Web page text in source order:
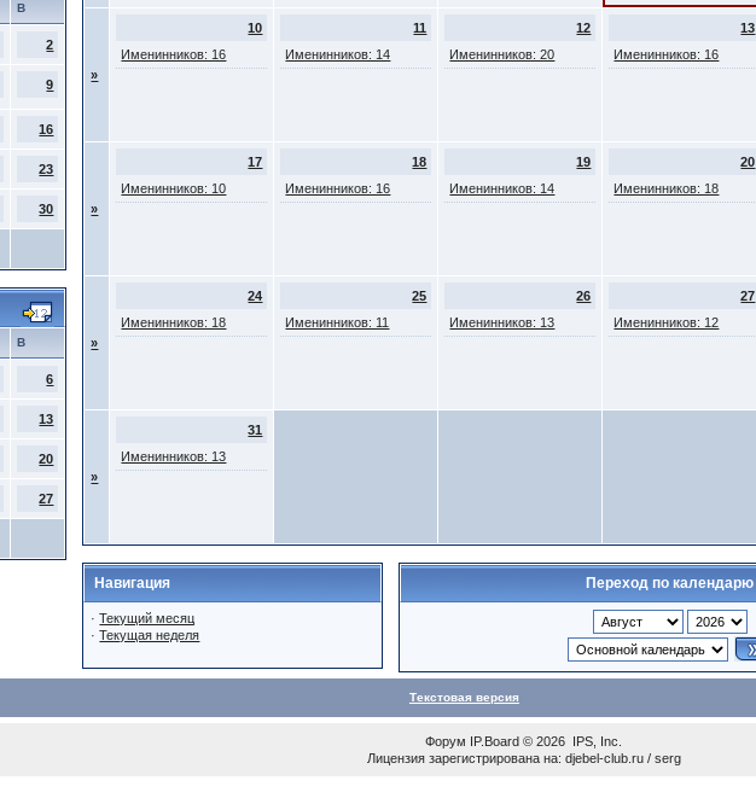
В
2
9
16
23
30
В
6
13
20
27
»
10
Именинников: 16
11
Именинников: 14
12
Именинников: 20
13
Именинников: 16
»
17
Именинников: 10
18
Именинников: 16
19
Именинников: 14
20
Именинников: 18
»
24
Именинников: 18
25
Именинников: 11
26
Именинников: 13
27
Именинников: 12
»
31
Именинников: 13
Навигация
·Текущий месяц
·Текущая неделя
Переход по календарю
Текстовая версия
Форум IP.Board © 2026 IPS, Inc
Лицензия зарегистрирована на: djebel-club.ru / serg